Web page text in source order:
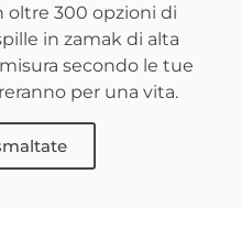
oltre 300 opzioni di
in zamak di alta
secondo le tue
per una vita.